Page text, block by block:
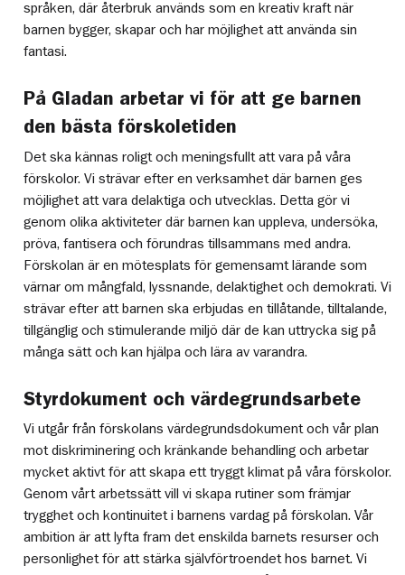
språken, där återbruk används som en kreativ kraft när
barnen bygger, skapar och har möjlighet att använda sin
fantasi.
På Gladan arbetar vi för att ge barnen
den bästa förskoletiden
Det ska kännas roligt och meningsfullt att vara på våra
förskolor. Vi strävar efter en verksamhet där barnen ges
möjlighet att vara delaktiga och utvecklas. Detta gör vi
genom olika aktiviteter där barnen kan uppleva, undersöka,
pröva, fantisera och förundras tillsammans med andra.
Förskolan är en mötesplats för gemensamt lärande som
värnar om mångfald, lyssnande, delaktighet och demokrati. Vi
strävar efter att barnen ska erbjudas en tillåtande, tilltalande,
tillgänglig och stimulerande miljö där de kan uttrycka sig på
många sätt och kan hjälpa och lära av varandra.
Styrdokument och värdegrundsarbete
Vi utgår från förskolans värdegrundsdokument och vår plan
mot diskriminering och kränkande behandling och arbetar
mycket aktivt för att skapa ett tryggt klimat på våra förskolor.
Genom vårt arbetssätt vill vi skapa rutiner som främjar
trygghet och kontinuitet i barnens vardag på förskolan. Vår
ambition är att lyfta fram det enskilda barnets resurser och
personlighet för att stärka självförtroendet hos barnet. Vi